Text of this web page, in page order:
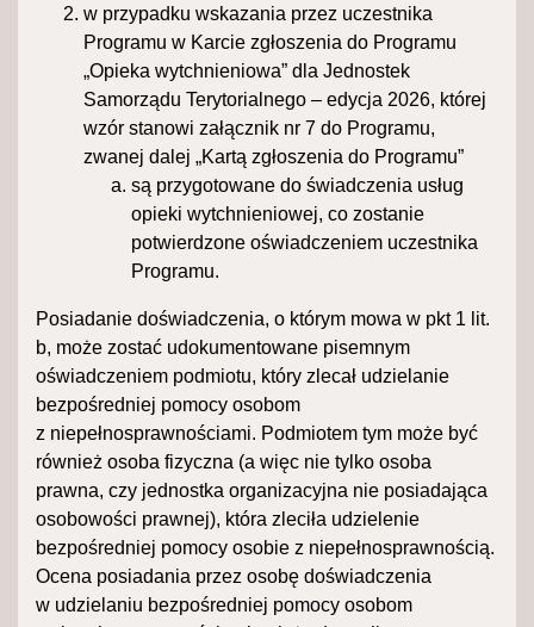
w przypadku wskazania przez uczestnika
Programu w Karcie zgłoszenia do Programu
„Opieka wytchnieniowa” dla Jednostek
Samorządu Terytorialnego – edycja 2026, której
wzór stanowi załącznik nr 7 do Programu,
zwanej dalej „Kartą zgłoszenia do Programu”
są przygotowane do świadczenia usług
opieki wytchnieniowej, co zostanie
potwierdzone oświadczeniem uczestnika
Programu.
Posiadanie doświadczenia, o którym mowa w pkt 1 lit.
b, może zostać udokumentowane pisemnym
oświadczeniem podmiotu, który zlecał udzielanie
bezpośredniej pomocy osobom
z niepełnosprawnościami. Podmiotem tym może być
również osoba fizyczna (a więc nie tylko osoba
prawna, czy jednostka organizacyjna nie posiadająca
osobowości prawnej), która zleciła udzielenie
bezpośredniej pomocy osobie z niepełnosprawnością.
Ocena posiadania przez osobę doświadczenia
w udzielaniu bezpośredniej pomocy osobom